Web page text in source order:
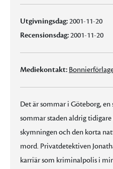
Utgivningsdag:2001-11-20
Recensionsdag:2001-11-20
Mediekontakt:
Det är sommar i Göteborg,
sommar staden aldrig
skymningen och den korta
mord. Privatdetektiven
karriär som kriminalpolis i